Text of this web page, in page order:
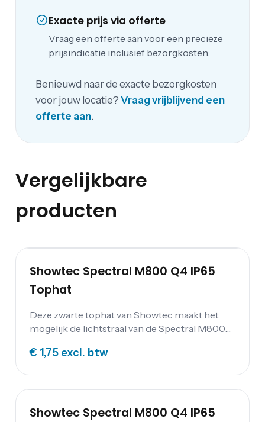
Exacte prijs via offerte
Vraag een offerte aan voor een precieze
prijsindicatie inclusief bezorgkosten.
Benieuwd naar de exacte bezorgkosten
voor jouw locatie?Vraag vrijblijvend een
offerte aan.
Vergelijkbare
producten
Showtec Spectral M800 Q4 IP65
Tophat
Deze zwarte tophat van Showtec maakt het
mogelijk de lichtstraal van de Spectral M800
€ 1,75 excl. btw
Showtec Spectral M800 Q4 IP65